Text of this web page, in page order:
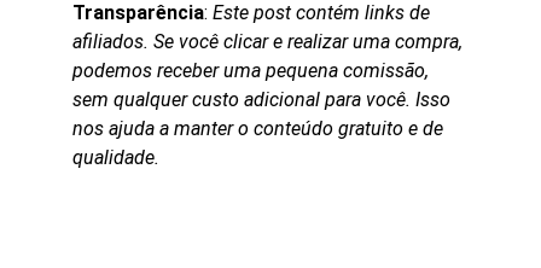
Transparência: Este post contém links de
afiliados. Se você clicar e realizar uma compra,
podemos receber uma pequena comissão,
sem qualquer custo adicional para você. Isso
nos ajuda a manter o conteúdo gratuito e de
qualidade.